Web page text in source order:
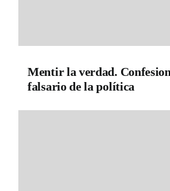
Mentir la verdad.
falsario de la política